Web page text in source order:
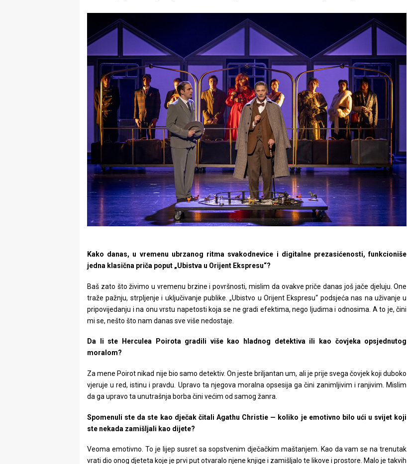
Kako danas, u vremenu ubrzanog ritma svakodnevice i digitalne prezasićenosti, funkcioniše
jedna klasična priča poput „Ubistva u Orijent Ekspresu“?
Baš zato što živimo u vremenu brzine i površnosti, mislim da ovakve priče danas još jače djeluju. One
traže pažnju, strpljenje i uključivanje publike. „Ubistvo u Orijent Ekspresu“ podsjeća nas na uživanje u
pripovijedanju i na onu vrstu napetosti koja se ne gradi efektima, nego ljudima i odnosima. A to je, čini
mi se, nešto što nam danas sve više nedostaje.
Da li ste Herculea Poirota gradili više kao hladnog detektiva ili kao čovjeka opsjednutog
moralom?
Za mene Poirot nikad nije bio samo detektiv. On jeste briljantan um, ali je prije svega čovjek koji duboko
vjeruje u red, istinu i pravdu. Upravo ta njegova moralna opsesija ga čini zanimljivim i ranjivim. Mislim
da ga upravo ta unutrašnja borba čini većim od samog žanra.
Spomenuli ste da ste kao dječak čitali Agathu Christie — koliko je emotivno bilo ući u svijet koji
ste nekada zamišljali kao dijete?
Veoma emotivno. To je lijep susret sa sopstvenim dječačkim maštanjem. Kao da vam se na trenutak
vrati dio onog djeteta koje je prvi put otvaralo njene knjige i zamišljalo te likove i prostore. Malo je takvih